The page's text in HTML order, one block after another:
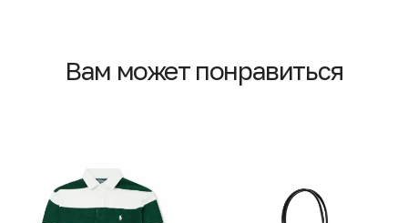
Вам может понравиться